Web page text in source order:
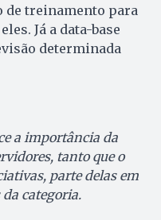
de treinamento para
Já a data-base
determinada
a importância da
tanto que o
parte delas em
categoria.